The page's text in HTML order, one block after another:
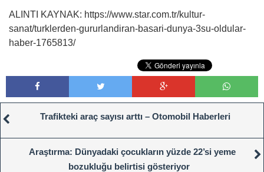
ALINTI KAYNAK: https://www.star.com.tr/kultur-
sanat/turklerden-gururlandiran-basari-dunya-3su-oldular-
haber-1765813/
Trafikteki araç sayısı arttı – Otomobil Haberleri
Araştırma: Dünyadaki çocukların yüzde 22’si yeme
bozukluğu belirtisi gösteriyor